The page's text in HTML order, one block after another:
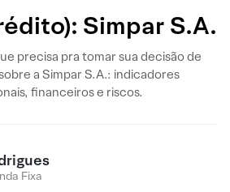
Simpar S.A.
precisa pra tomar sua decisão de
a Simpar S.A.: indicadores
financeiros e riscos.
Fixa